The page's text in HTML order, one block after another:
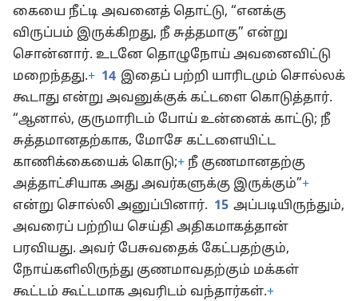
கையை நீட்டி அவனைத் தொட்டு, “எனக்கு
விருப்பம் இருக்கிறது, நீ சுத்தமாகு” என்று
சொன்னார். உடனே தொழுநோய் அவனைவிட்டு
மறைந்தது.+ 14 இதைப் பற்றி யாரிடமும் சொல்லக்
கூடாது என்று அவனுக்குக் கட்டளை கொடுத்தார்.
“ஆனால், குருமாரிடம் போய் உன்னைக் காட்டு; நீ
சுத்தமானதற்காக, மோசே கட்டளையிட்ட
காணிக்கையைக் கொடு;+ நீ குணமானதற்கு
அத்தாட்சியாக அது அவர்களுக்கு இருக்கும்”+
என்று சொல்லி அனுப்பினார். 15 அப்படியிருந்தும்,
அவரைப் பற்றிய செய்தி அதிகமாகத்தான்
பரவியது. அவர் பேசுவதைக் கேட்பதற்கும்,
நோய்களிலிருந்து குணமாவதற்கும் மக்கள்
கூட்டம் கூட்டமாக அவரிடம் வந்தார்கள்.+